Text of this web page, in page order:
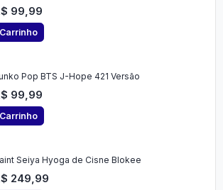
99,99
Carrinho
Pop BTS J-Hope 421 Versão
99,99
Carrinho
Seiya Hyoga de Cisne Blokee
249,99